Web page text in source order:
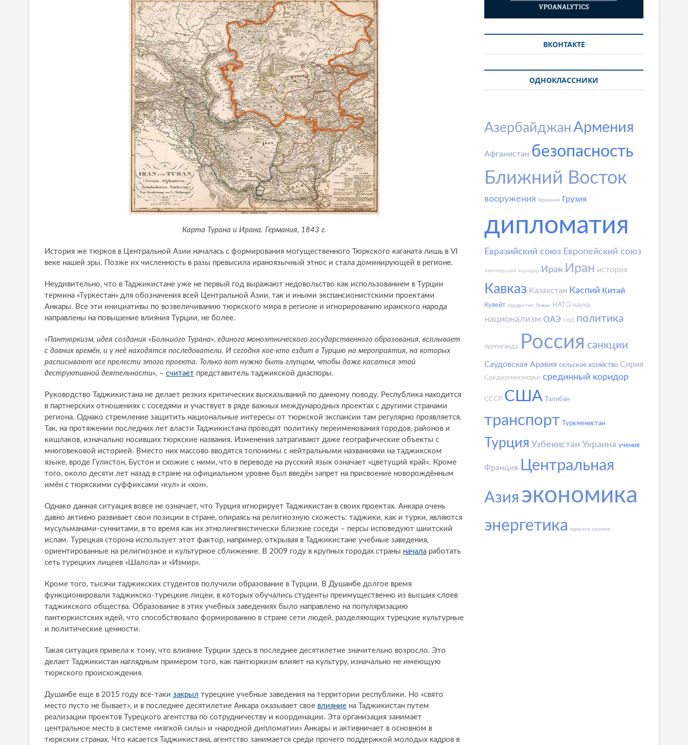
Карта Турана и Ирана. Германия, 1843 г.
История же тюрков в Центральной Азии началась с формирования могущественного Тюркского каганата лишь в VI
веке нашей эры. Позже их численность в разы превысила ираноязычный этнос и стала доминирующей в регионе.
Неудивительно, что в Таджикистане уже не первый год выражают недовольство как использованием в Турции
термина «Туркестан» для обозначения всей Центральной Азии, так и иными экспансионистскими проектами
Анкары. Все эти инициативы по возвеличиванию тюркского мира в регионе и игнорированию иранского народа
направлены на повышение влияния Турции, не более.
«Пантюркизм, идея создания «Большого Турана», единого моноэтнического государственного образования, всплывает
с давних времён, и у неё находятся последователи. И сегодня кое-кто ездит в Турцию на мероприятия, на которых
расписывают все прелести этого проекта. Только вот нужно быть глупцом, чтобы даже касаться этой
деструктивной деятельности», – считает представитель таджикской диаспоры.
Руководство Таджикистана не делает резких критических высказываний по данному поводу. Республика находится
в партнерских отношениях с соседями и участвует в ряде важных международных проектах с другими странами
региона. Однако стремление защитить национальные интересы от тюркской экспансии там регулярно проявляется.
Так, на протяжении последних лет власти Таджикистана проводят политику переименования городов, районов и
кишлаков, изначально носивших тюркские названия. Изменения затрагивают даже географические объекты с
многовековой историей. Вместо них массово вводятся топонимы с нейтральными названиями на таджикском
языке, вроде Гулистон, Бустон и схожие с ними, что в переводе на русский язык означает «цветущий край». Кроме
того, около десяти лет назад в стране на официальном уровне был введён запрет на присвоение новорождённым
имён с тюркскими суффиксами «кул» и «хон».
Однако данная ситуация вовсе не означает, что Турция игнорирует Таджикистан в своих проектах. Анкара очень
давно активно развивает свои позиции в стране, опираясь на религиозную схожесть: таджики, как и турки, являются
мусульманами-суннитами, в то время как их этнолингвистически близкие соседи – персы исповедуют шиитский
ислам. Турецкая сторона использует этот фактор, например, открывая в Таджикистане учебные заведения,
ориентированные на религиозное и культурное сближение. В 2009 году в крупных городах страны начала работать
сеть турецких лицеев «Шалола» и «Измир».
Кроме того, тысячи таджикских студентов получили образование в Турции. В Душанбе долгое время
функционировали таджикско-турецкие лицеи, в которых обучались студенты преимущественно из высших слоев
таджикского общества. Образование в этих учебных заведениях было направлено на популяризацию
пантюркистских идей, что способствовало формированию в стране сети людей, разделяющих турецкие культурные
и политические ценности.
Такая ситуация привела к тому, что влияние Турции здесь в последнее десятилетие значительно возросло. Это
делает Таджикистан наглядным примером того, как пантюркизм влияет на культуру, изначально не имеющую
тюркского происхождения.
Душанбе еще в 2015 году все-таки закрыл турецкие учебные заведения на территории республики. Но «свято
место пусто не бывает», и в последнее десятилетие Анкара оказывает свое влияние на Таджикистан путем
реализации проектов Турецкого агентства по сотрудничеству и координации. Эта организация занимает
центральное место в системе «мягкой силы» и «народной дипломатии» Анкары и активничает в основном в
тюркских странах. Что касается Таджикистана, агентство занимается среди прочего поддержкой молодых кадров в
ВКОНТАКТЕ
ОДНОКЛАССНИКИ
АзербайджанАрмения
Афганистан безопасность
Ближний Восток
вооружения Германия Грузия
дипломатия
Евразийский союз Европейский союз
Зангезурский коридор Ирак Иран история
Кавказ Казахстан Каспий Китай
Кувейт Курдистан Ливан НАТО наука
национализм ОАЭ ОВД политика
пропаганда Россия санкции
Саудовская Аравия сельское хозяйство Сирия
Средиземноморье срединный коридор
СССР США Талибан
транспорт Туркменистан
Турция Узбекистан Украина учения
Франция Центральная
Азия экономика
энергетика ядерное оружие